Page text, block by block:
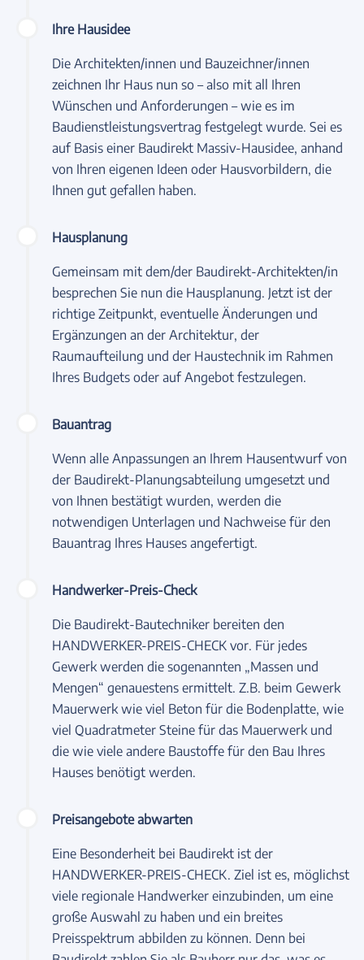
Ihre Hausidee
Die Architekten/innen und Bauzeichner/innen
zeichnen Ihr Haus nun so – also mit all Ihren
Wünschen und Anforderungen – wie es im
Baudienstleistungsvertrag festgelegt wurde. Sei es
auf Basis einer Baudirekt Massiv-Hausidee, anhand
von Ihren eigenen Ideen oder Hausvorbildern, die
Ihnen gut gefallen haben.
Hausplanung
Gemeinsam mit dem/der Baudirekt-Architekten/in
besprechen Sie nun die Hausplanung. Jetzt ist der
richtige Zeitpunkt, eventuelle Änderungen und
Ergänzungen an der Architektur, der
Raumaufteilung und der Haustechnik im Rahmen
Ihres Budgets oder auf Angebot festzulegen.
Bauantrag
Wenn alle Anpassungen an Ihrem Hausentwurf von
der Baudirekt-Planungsabteilung umgesetzt und
von Ihnen bestätigt wurden, werden die
notwendigen Unterlagen und Nachweise für den
Bauantrag Ihres Hauses angefertigt.
Handwerker-Preis-Check
Die Baudirekt-Bautechniker bereiten den
HANDWERKER-PREIS-CHECK vor. Für jedes
Gewerk werden die sogenannten „Massen und
Mengen“ genauestens ermittelt. Z.B. beim Gewerk
Mauerwerk wie viel Beton für die Bodenplatte, wie
viel Quadratmeter Steine für das Mauerwerk und
die wie viele andere Baustoffe für den Bau Ihres
Hauses benötigt werden.
Preisangebote abwarten
Eine Besonderheit bei Baudirekt ist der
HANDWERKER-PREIS-CHECK. Ziel ist es, möglichst
viele regionale Handwerker einzubinden, um eine
große Auswahl zu haben und ein breites
Preisspektrum abbilden zu können. Denn bei